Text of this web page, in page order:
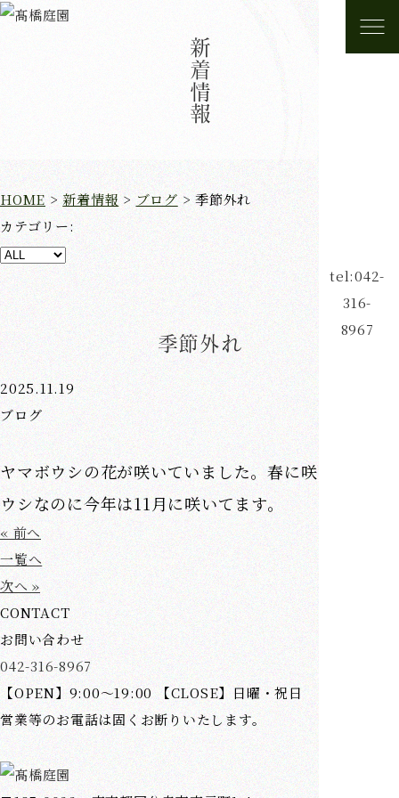
tel:042-
316-
8967
新着情報
HOME>新着情報 > ブログ> 季節外れ
カテゴリー:
季節外れ
2025.11.19
ブログ
ヤマボウシの花が咲いていました。春に咲くヤマボ
ウシなのに今年は11月に咲いてます。
« 前へ
一覧へ
次へ »
CONTACT
お問い合わせ
042-316-8967
【OPEN】9:00～19:00 【CLOSE】日曜・祝日
営業等のお電話は固くお断りいたします。